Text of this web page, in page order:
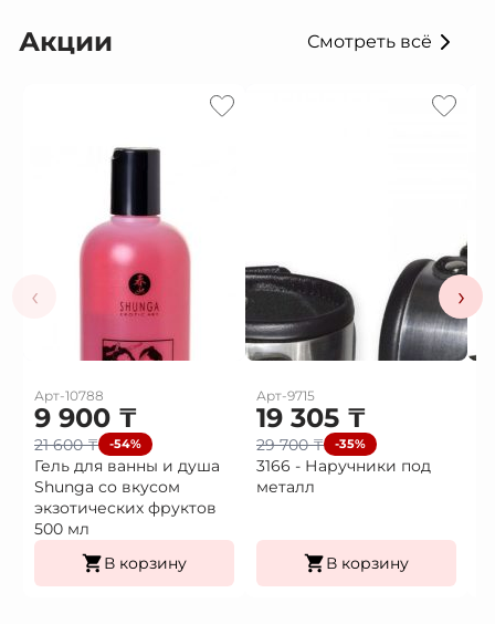
Акции Смотреть всё
‹
Арт-10788
9 900 ₸
21 600₸ -54%
Гель для ванны и душа
Shunga со вкусом
экзотических фруктов
500 мл
В корзину
Арт-9715
19 305 ₸
29 700₸ -35%
3166 - Наручники под
металл
В корзину
›